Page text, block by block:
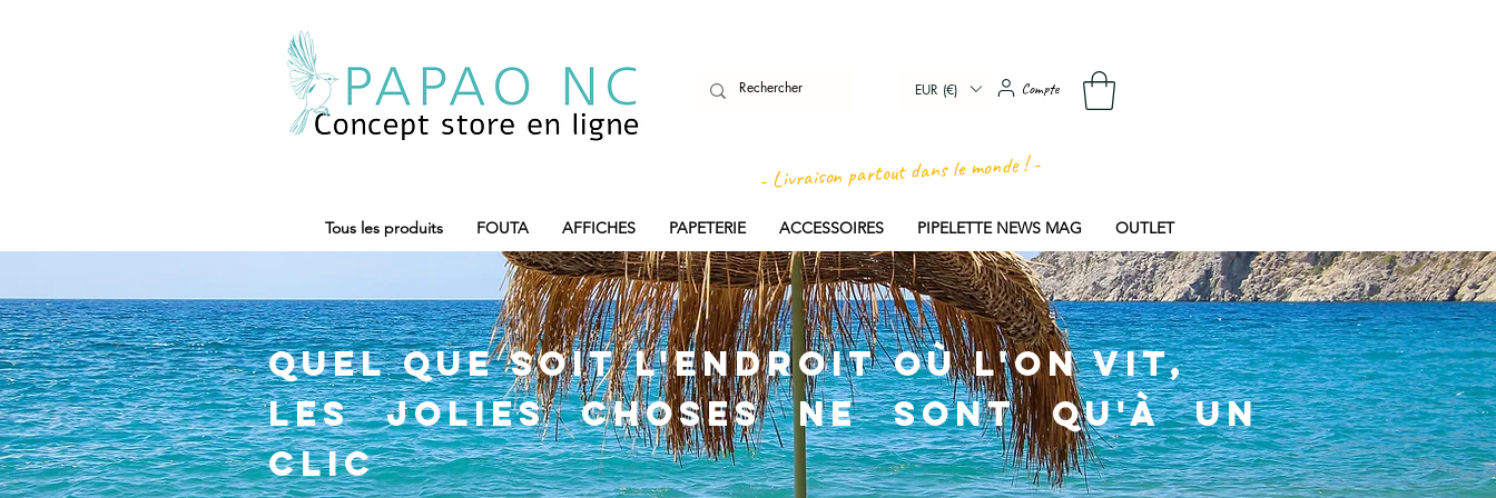
EUR (€) Compte
- Livraison partout dans le monde ! -
Tous les produits FOUTA AFFICHES PAPETERIE ACCESSOIRES PIPELETTE NEWS MAG OUTLET
Quel que soit l'endroit où l'on vit,
les jolies choses ne sont qu'à un
clic